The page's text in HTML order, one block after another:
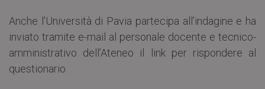
Anche l’Università di Pavia partecipa all’indagine e ha
inviato tramite e-mail al personale docente e tecnico-
amministrativo dell’Ateneo il link per rispondere al
questionario.